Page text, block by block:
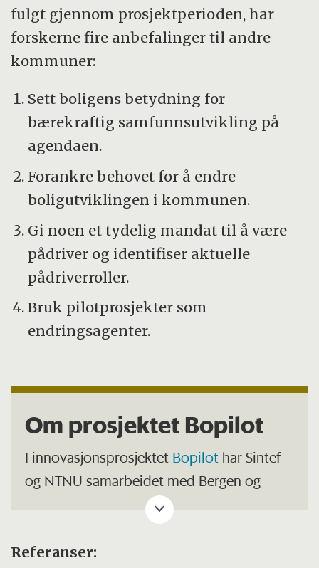
fulgt gjennom prosjektperioden, har
forskerne fire anbefalinger til andre
kommuner:
Sett boligens betydning for
bærekraftig samfunnsutvikling på
agendaen.
Forankre behovet for å endre
boligutviklingen i kommunen.
Gi noen et tydelig mandat til å være
pådriver og identifiser aktuelle
pådriverroller.
Bruk pilotprosjekter som
endringsagenter.
Om prosjektet Bopilot
I innovasjonsprosjektet Bopilot har Sintef
og NTNU samarbeidet med Bergen og
Trondheim kommuner om å prøve ut nye
løsninger og samarbeidsformer. Prosjektet
pågikk i perioden 2018–2022 og er finansiert
Referanser: